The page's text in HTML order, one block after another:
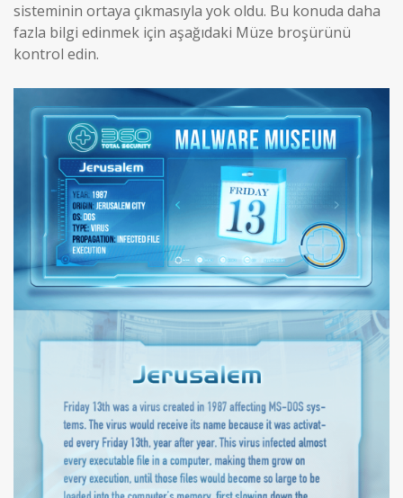
sisteminin ortaya çıkmasıyla yok oldu. Bu konuda daha
fazla bilgi edinmek için aşağıdaki Müze broşürünü
kontrol edin.